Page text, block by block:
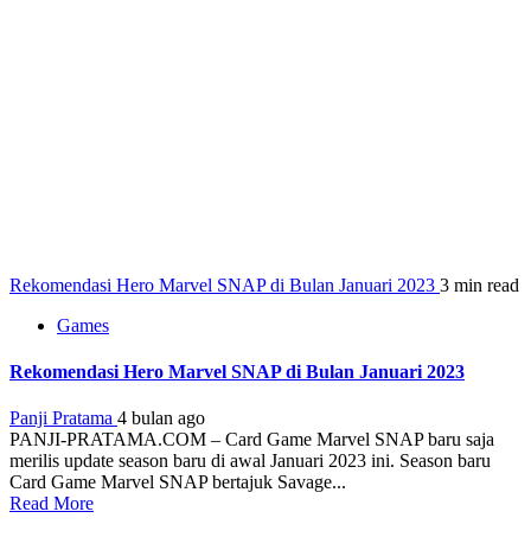
Rekomendasi Hero Marvel SNAP di Bulan Januari 2023 3 min read
Games
Rekomendasi Hero Marvel SNAP di Bulan Januari 2023
Panji Pratama 4 bulan ago
PANJI-PRATAMA.COM – Card Game Marvel SNAP baru saja
merilis update season baru di awal Januari 2023 ini. Season baru
Card Game Marvel SNAP bertajuk Savage...
Read More